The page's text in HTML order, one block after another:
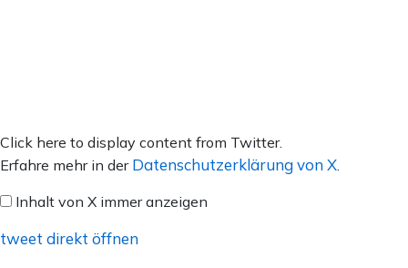
Inhalt
von
anzeigen
Click here to display content from Twitter.
Erfahre mehr in der Datenschutzerklärung von X.
Inhalt von X immer anzeigen
tweet direkt öffnen